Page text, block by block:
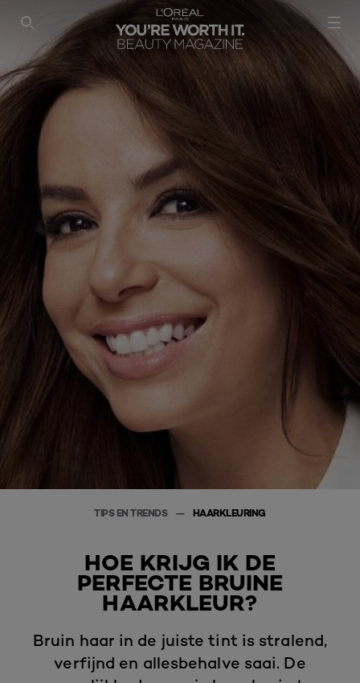
SEARCH THIS SITE
TIPS EN TRENDS HAARKLEURING
HOE KRIJG IK DE
PERFECTE BRUINE
HAARKLEUR?
Bruin haar in de juiste tint is stralend,
verfijnd en allesbehalve saai. De